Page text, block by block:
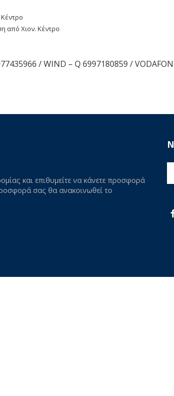
από Χιον. Κέντρο
/ WIND – Q 6997180859 /
και επιθυμείτε να κάνετε προσφορά
σας θα ανακοινωθεί το